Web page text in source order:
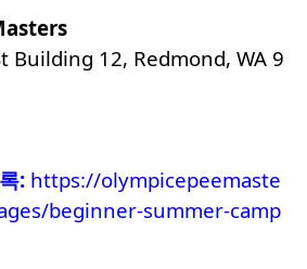
Building 12, Redmond, WA 9
: https://olympicepeemaste
beginner-summer-camp